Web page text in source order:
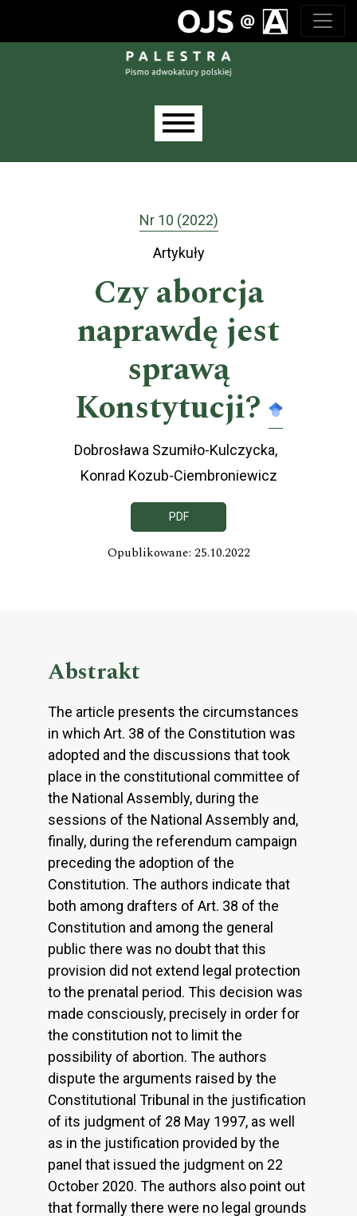
Nr 10 (2022)
Artykuły
Czy aborcja
naprawdę jest
sprawą
Konstytucji?
Dobrosława Szumiło-Kulczycka
Konrad Kozub-Ciembroniewicz
PDF
Opublikowane: 25.10.2022
Abstrakt
The article presents the circumstances
in which Art. 38 of the Constitution was
adopted and the discussions that took
place in the constitutional committee of
the National Assembly, during the
sessions of the National Assembly and,
finally, during the referendum campaign
preceding the adoption of the
Constitution. The authors indicate that
both among drafters of Art. 38 of the
Constitution and among the general
public there was no doubt that this
provision did not extend legal protection
to the prenatal period. This decision was
made consciously, precisely in order for
the constitution not to limit the
possibility of abortion. The authors
dispute the arguments raised by the
Constitutional Tribunal in the justification
of its judgment of 28 May 1997, as well
as in the justification provided by the
panel that issued the judgment on 22
October 2020. The authors also point out
that formally there were no legal grounds